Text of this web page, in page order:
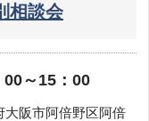
相談会
～15：00
大阪市阿倍野区阿倍